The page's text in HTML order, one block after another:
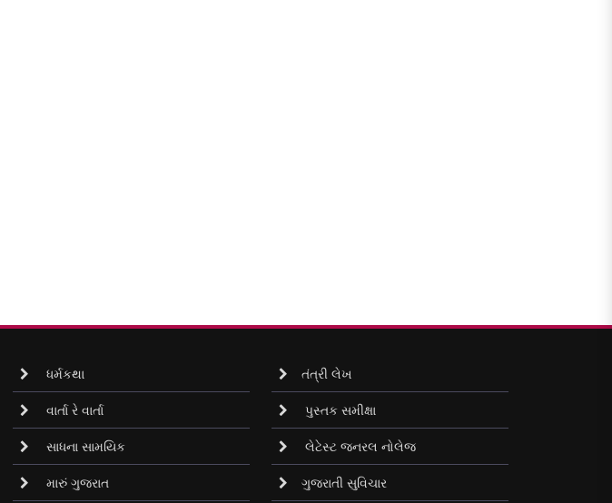
ધર્મકથા
વાર્તા રે વાર્તા
સાધના સામયિક
મારું ગુજરાત
તંત્રી લેખ
પુસ્તક સમીક્ષા
લેટેસ્ટ જનરલ નોલેજ
ગુજરાતી સુવિચાર